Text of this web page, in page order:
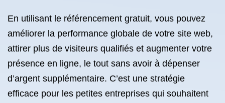
En utilisant le référencement gratuit, vous pouvez
améliorer la performance globale de votre site web,
attirer plus de visiteurs qualifiés et augmenter votre
présence en ligne, le tout sans avoir à dépenser
d’argent supplémentaire. C’est une stratégie
efficace pour les petites entreprises qui souhaitent